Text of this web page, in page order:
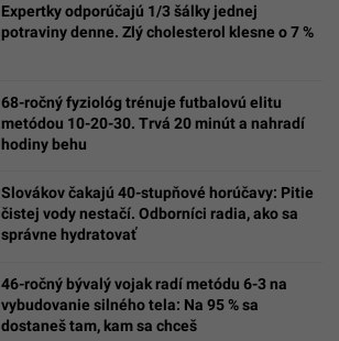
Expertky odporúčajú 1/3 šálky jednej
potraviny denne. Zlý cholesterol klesne o 7 %
68-ročný fyziológ trénuje futbalovú elitu
metódou 10-20-30. Trvá 20 minút a nahradí
hodiny behu
Slovákov čakajú 40-stupňové horúčavy: Pitie
čistej vody nestačí. Odborníci radia, ako sa
správne hydratovať
46-ročný bývalý vojak radí metódu 6-3 na
vybudovanie silného tela: Na 95 % sa
dostaneš tam, kam sa chceš